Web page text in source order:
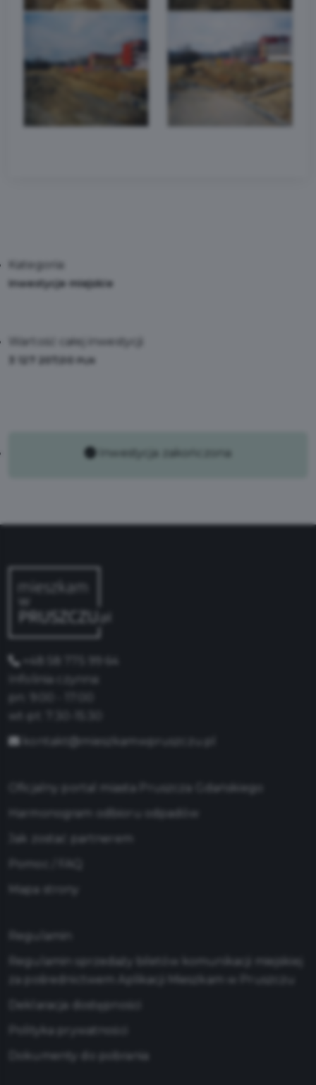
Kategoria:
Inwestycje miejskie
Wartość całej inwestycji:
Inwestycja zakończona
+48 58 775 99 64
Infolinia czynna:
kontakt@mieszkamwpruszczu.pl
Oficjalny portal miasta Pruszcza Gdańskiego
Harmonogram odbioru odpadów
Jak zostać partnerem
Mapa strony
Regulamin
Regulamin sprzedaży biletów komunikacji miejskiej
za pośrednictwem Aplikacji Mieszkam w Pruszczu
Deklaracja dostępności
Polityka prywatności
Dokumenty do pobrania